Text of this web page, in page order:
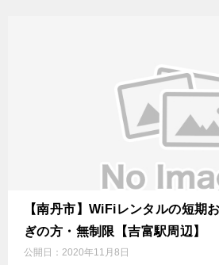
【南丹市】WiFiレンタルの短期
ぎの方・無制限【吉富駅周辺】
公開日： 2020年11月8日